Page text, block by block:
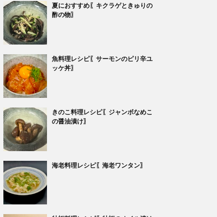
夏におすすめ〖キクラゲときゅりの
酢の物〗
魚料理レシピ〖サーモンのピリ辛ユ
ッケ丼〗
きのこ料理レシピ〖ジャンボなめこ
の醤油漬け〗
海老料理レシピ〖海老ワンタン〗